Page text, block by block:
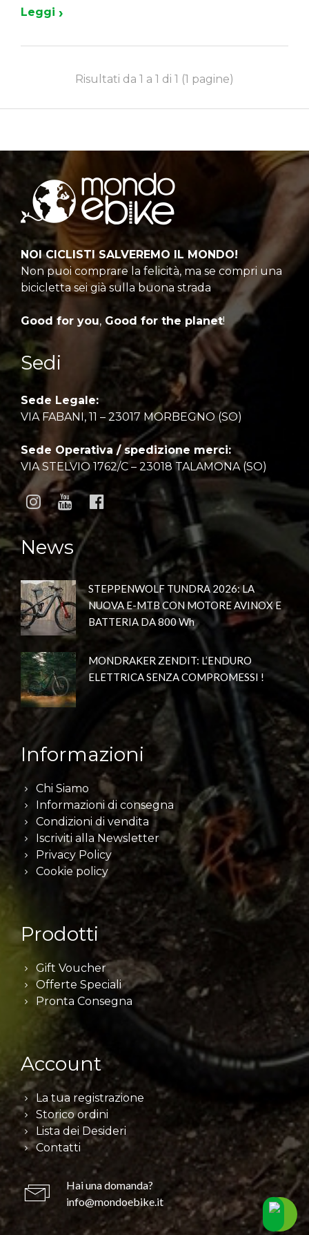
Leggi ›
Risultati da 1 a 1 di 1 (1 pagine)
NOI CICLISTI SALVEREMO IL MONDO!
Non puoi comprare la felicità, ma se compri una
bicicletta sei già sulla buona strada
Good for you, Good for the planet!
Sedi
Sede Legale:
VIA FABANI, 11 – 23017 MORBEGNO (SO)
Sede Operativa / spedizione merci:
VIA STELVIO 1762/C – 23018 TALAMONA (SO)
News
STEPPENWOLF TUNDRA 2026: LA
NUOVA E-MTB CON MOTORE AVINOX E
BATTERIA DA 800 Wh
MONDRAKER ZENDIT: L’ENDURO
ELETTRICA SENZA COMPROMESSI !
Informazioni
Chi Siamo
Informazioni di consegna
Condizioni di vendita
Iscriviti alla Newsletter
Privacy Policy
Cookie policy
Prodotti
Gift Voucher
Offerte Speciali
Pronta Consegna
Account
La tua registrazione
Storico ordini
Lista dei Desideri
Contatti
Hai una domanda?
info@mondoebike.it